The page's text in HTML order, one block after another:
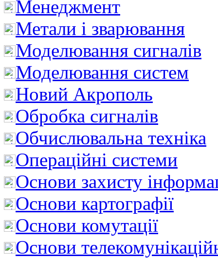
Менеджмент
Метали і зварювання
Моделювання сигналів
Моделювання систем
Новий Акрополь
Обробка сигналів
Обчислювальна техніка
Операційні системи
Основи захисту
Основи картографії
Основи комутації
Основи